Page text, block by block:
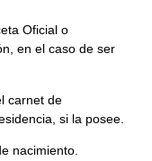
Oficial o
en el caso de ser
carnet de
si la posee.
nacimiento.